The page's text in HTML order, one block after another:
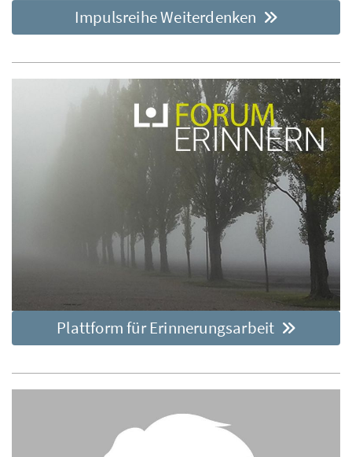
Impulsreihe Weiterdenken
Plattform für Erinnerungsarbeit